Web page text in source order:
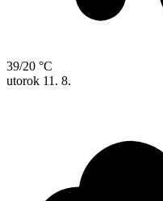
39/20 °C
utorok 11. 8.